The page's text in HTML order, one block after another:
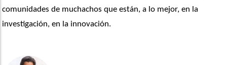
comunidades de muchachos que están, a lo mejor, en la
investigación, en la innovación.